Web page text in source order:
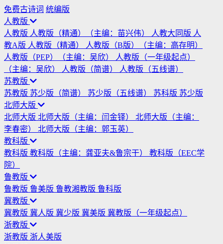
免费古诗词 统编版
人教版
人教版 人教版（精通）（主编：苗兴伟） 人教大同版 人
教A版 人教版（精通）
人教版（B版）（主编：高存明）
人教版（PEP）（主编：吴欣）
人教版（一年级起点）
（主编：吴欣）
人教版（简谱）
人教版（五线谱）
苏教版
苏教版 苏少版（简谱） 苏少版（五线谱） 苏科版 苏少版
北师大版
北师大版 北师大版（主编：闫金铎） 北师大版（主编：
李春密） 北师大版（主编：郭玉英）
教科版
教科版 教科版（主编：龚亚夫&鲁宗干） 教科版（EEC学
院）
鲁教版
鲁教版 鲁美版 鲁教湘教版 鲁科版
冀教版
冀教版 冀人版 冀少版 冀美版 冀教版（一年级起点）
浙教版
浙教版 浙人美版